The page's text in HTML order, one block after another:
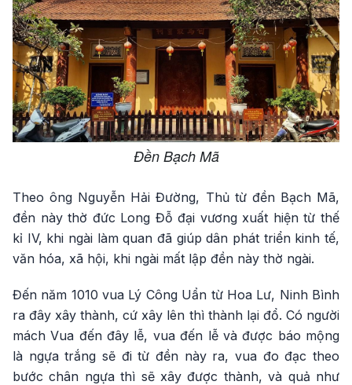
Đền Bạch Mã
Theo ông Nguyễn Hải Đường, Thủ từ đền Bạch Mã,
đền này thờ đức Long Đỗ đại vương xuất hiện từ thế
kỉ IV, khi ngài làm quan đã giúp dân phát triển kinh tế,
văn hóa, xã hội, khi ngài mất lập đền này thờ ngài.
Đến năm 1010 vua Lý Công Uẩn từ Hoa Lư, Ninh Bình
ra đây xây thành, cứ xây lên thì thành lại đổ. Có người
mách Vua đến đây lễ, vua đến lễ và được báo mộng
là ngựa trắng sẽ đi từ đền này ra, vua đo đạc theo
bước chân ngựa thì sẽ xây được thành, và quả như